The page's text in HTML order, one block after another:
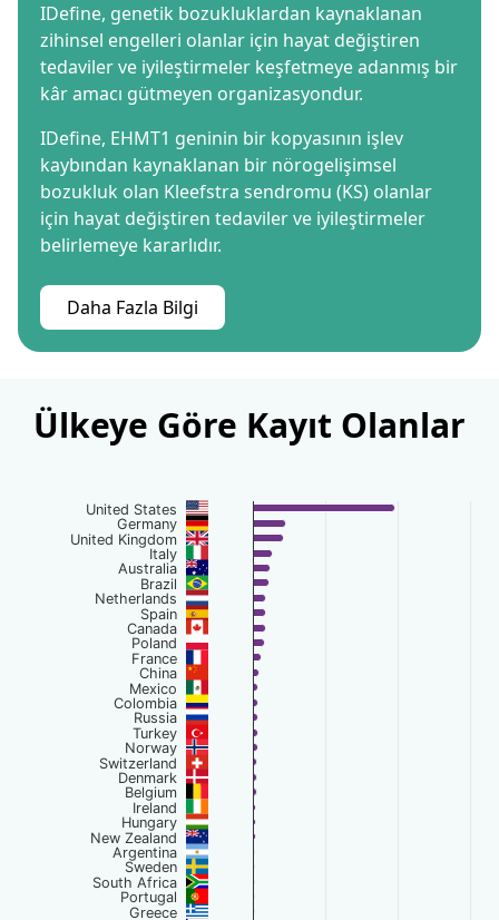
IDefine, genetik bozukluklardan kaynaklanan
zihinsel engelleri olanlar için hayat değiştiren
tedaviler ve iyileştirmeler keşfetmeye adanmış bir
kâr amacı gütmeyen organizasyondur.
IDefine, EHMT1 geninin bir kopyasının işlev
kaybından kaynaklanan bir nörogelişimsel
bozukluk olan Kleefstra sendromu (KS) olanlar
için hayat değiştiren tedaviler ve iyileştirmeler
belirlemeye kararlıdır.
Daha Fazla Bilgi
Ülkeye Göre Kayıt Olanlar
Bar chart with 69 bars.
The chart has 1 X axis displaying categories.
The chart has 1 Y axis displaying Users Count. Data
United States
Germany
United Kingdom
Italy
Australia
Brazil
Netherlands
Spain
Canada
Poland
France
China
Mexico
Colombia
Russia
Turkey
Norway
Switzerland
Denmark
Belgium
Ireland
Hungary
New Zealand
Argentina
Sweden
South Africa
Portugal
Greece